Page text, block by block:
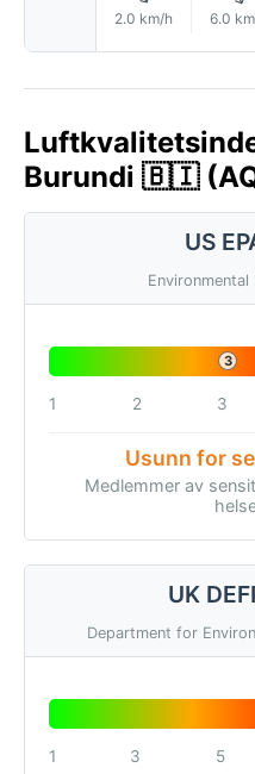
2.0 km/h 6.0
Burundi 🇧🇮
US
3
1 2 3
Usunn for
Medlemmer av
UK
Department for
1 3 5